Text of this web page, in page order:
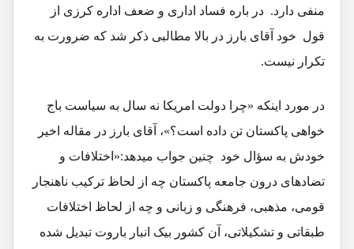
منفی دارد. در باره فساد اداری و ضعف اداره کرزی از
قول خود آقای بارز در بالا مطالبی ذکر شد که ضرورت به
تکرار نیست.
در مورد اینکه «چرا دولت امریکا نه سال به سیاست باج
خواهی پاکستان تن داده است؟»، آقای بارز در مقاله اخیر
خودش به سؤال خود چنین جواب میدهد:«اختلافات و
تضادهای درون جامعه پاکستان چه از لحاظ ترکیب ناهنجار
قومی، مذهبی، فرهنگی و زبانی و چه از لحاظ اختلافات
طبقاتی و تشکیلاتی، آن کشور بیک انبار باروت تبدیل شده